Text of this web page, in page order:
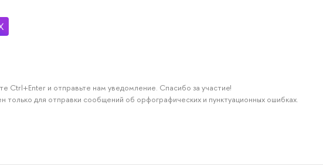
Ctrl+Enter и отправьте нам уведомление. Спасибо за участие!
только для отправки сообщений об орфографических и пунктуационных ошибках.